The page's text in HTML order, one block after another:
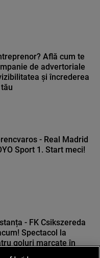
Află cum te
de advertoriale
și încrederea
- Real Madrid
Sport 1. Start meci!
- FK Csikszereda
Spectacol la
goluri marcate în